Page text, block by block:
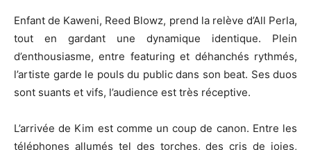
Enfant de Kaweni, Reed Blowz, prend la relève d’All Perla,
tout en gardant une dynamique identique. Plein
d’enthousiasme, entre featuring et déhanchés rythmés,
l’artiste garde le pouls du public dans son beat. Ses duos
sont suants et vifs, l’audience est très réceptive.
L’arrivée de Kim est comme un coup de canon. Entre les
téléphones allumés tel des torches, des cris de joies,